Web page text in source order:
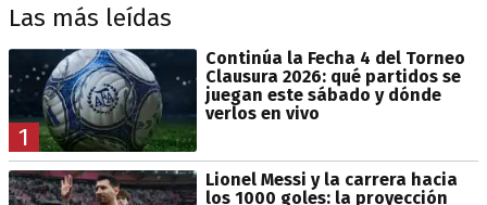
Las más leídas
1
Continúa la Fecha 4 del Torneo
Clausura 2026: qué partidos se
juegan este sábado y dónde
verlos en vivo
Lionel Messi y la carrera hacia
los 1000 goles: la proyección